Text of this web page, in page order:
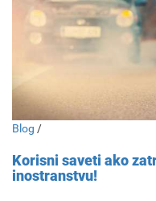
Blog /
Korisni saveti ako
inostranstvu!